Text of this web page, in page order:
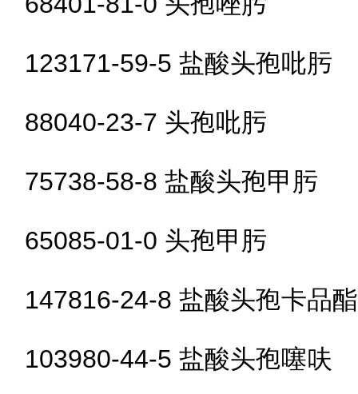
123171-59-5 盐酸头孢吡肟
88040-23-7 头孢吡肟
75738-58-8 盐酸头孢甲肟
65085-01-0 头孢甲肟
147816-24-8 盐酸头孢卡品酯
103980-44-5 盐酸头孢噻呋